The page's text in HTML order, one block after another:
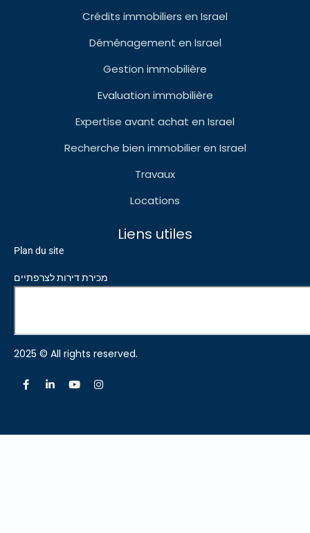
Crédits immobiliers en Israel
Déménagement en Israel
Gestion immobilière
Evaluation immobilière
Expertise avant achat en Israel
Recherche bien immobilier en Israel
Travaux
Locations
Liens utiles
Plan du site
מכירת דירות לצרפתיים
2025 © All rights reserved.